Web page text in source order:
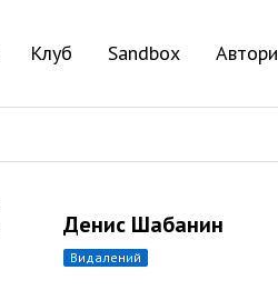
Клуб Sandbox Автори
Денис Шабанин
видалений